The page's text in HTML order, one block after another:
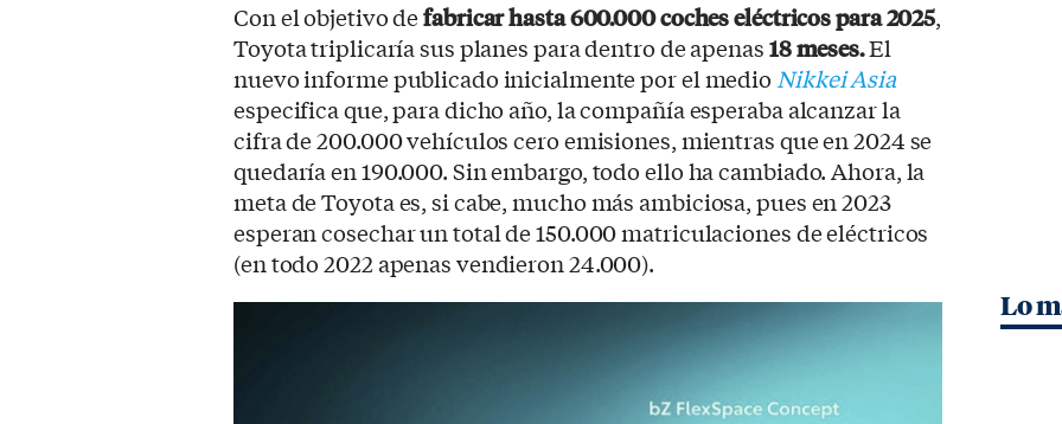
Con el objetivo defabricar hasta 600.000 coches eléctricos para 2025,
Toyota triplicaría sus planes para dentro de apenas18 meses.El
nuevo informe publicado inicialmente por el medioNikkei Asia
especifica que, para dicho año, la compañía esperaba alcanzar la
cifra de 200.000 vehículos cero emisiones, mientras que en 2024 se
quedaría en 190.000. Sin embargo, todo ello ha cambiado. Ahora, la
meta de Toyota es, si cabe, mucho más ambiciosa, pues en 2023
esperan cosechar un total de 150.000 matriculaciones de eléctricos
(en todo 2022 apenas vendieron 24.000).
Lo